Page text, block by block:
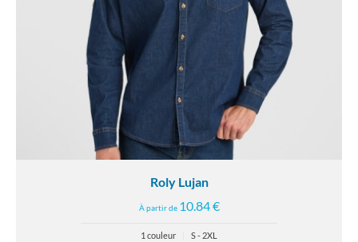
Roly Lujan
À partir de 10.84 €
1 couleur S - 2XL